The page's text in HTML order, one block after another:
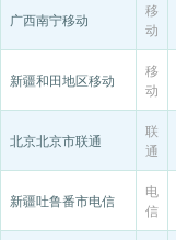
广西南宁移动
移
动
新疆和田地区移动
移
动
北京北京市联通
联
通
新疆吐鲁番市电信
电
信